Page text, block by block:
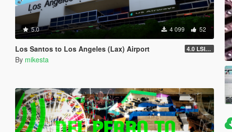
5.0 4 099 52
Los Santos to Los Angeles (Lax) Airport 4.0 LSIA Sign to LAX sign
By mikesta